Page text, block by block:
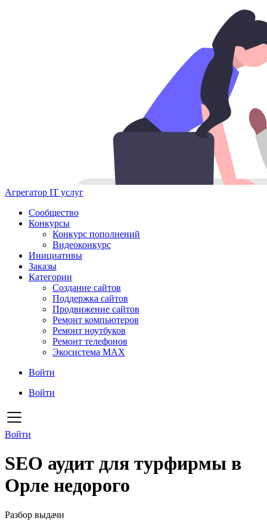
Агрегатор IT услуг
Сообщество
Конкурсы
Конкурс пополнений
Видеоконкурс
Инициативы
Заказы
Категории
Создание сайтов
Поддержка сайтов
Продвижение сайтов
Ремонт компьютеров
Ремонт ноутбуков
Ремонт телефонов
Экосистема MAX
Войти
Войти
Войти
SEO аудит для турфирмы в
Орле недорого
Разбор выдачи